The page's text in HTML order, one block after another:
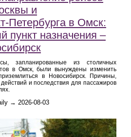
и
в Омск:
пункт назначения –
запланированные из столичных
в Омск, были вынуждены изменить
в Новосибирск. Причины,
и последствия для пассажиров
→ 2026-08-03